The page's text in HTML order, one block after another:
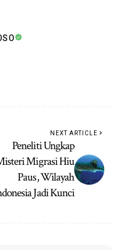
NEXT ARTICLE
Peneliti Ungkap
Migrasi Hiu
Paus, Wilayah
Jadi Kunci